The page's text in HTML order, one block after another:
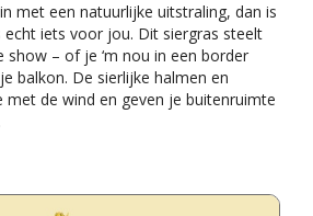
met een natuurlijke uitstraling, dan is
iets voor jou. Dit siergras steelt
– of je ‘m nou in een border
balkon. De sierlijke halmen en
met de wind en geven je buitenruimte